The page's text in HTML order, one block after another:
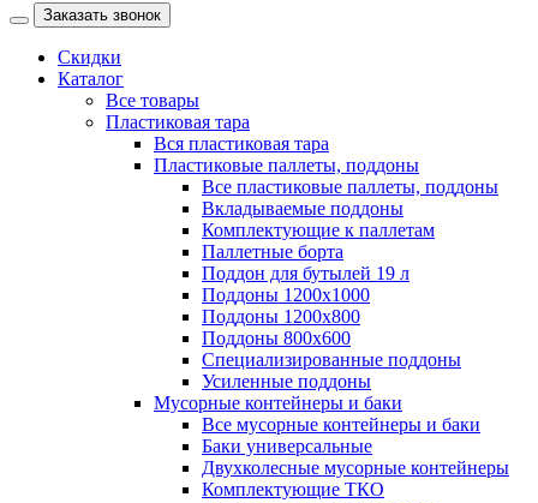
Заказать звонок
Скидки
Каталог
Все товары
Пластиковая тара
Вся пластиковая тара
Пластиковые паллеты, поддоны
Все пластиковые паллеты, поддоны
Вкладываемые поддоны
Комплектующие к паллетам
Паллетные борта
Поддон для бутылей 19 л
Поддоны 1200х1000
Поддоны 1200х800
Поддоны 800х600
Специализированные поддоны
Усиленные поддоны
Мусорные контейнеры и баки
Все мусорные контейнеры и баки
Баки универсальные
Двухколесные мусорные контейнеры
Комплектующие ТКО